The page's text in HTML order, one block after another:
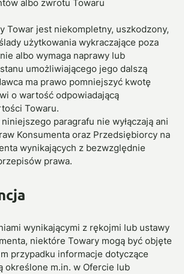
albo zwrotu Towaru
Towar jest niekompletny, uszkodzony,
użytkowania wykraczające poza
albo wymaga naprawy lub
umożliwiającego jego dalszą
ma prawo pomniejszyć kwotę
o wartość odpowiadającą
Towaru.
paragrafu nie wyłączają ani
Konsumenta oraz Przedsiębiorcy na
wynikających z bezwzględnie
prawa.
wynikającymi z rękojmi lub ustawy
niektóre Towary mogą być objęte
przypadku informacje dotyczące
określone m.in. w Ofercie lub